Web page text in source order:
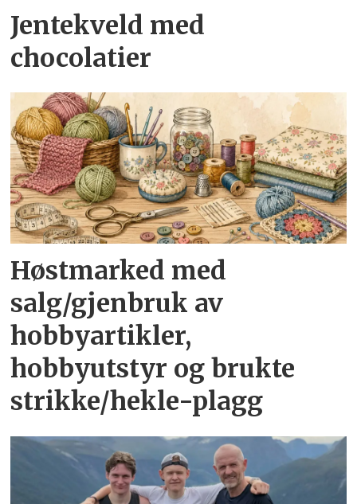
Jentekveld med
chocolatier
Høstmarked med
salg/gjenbruk av
hobbyartikler,
hobbyutstyr og brukte
strikke/hekle-plagg